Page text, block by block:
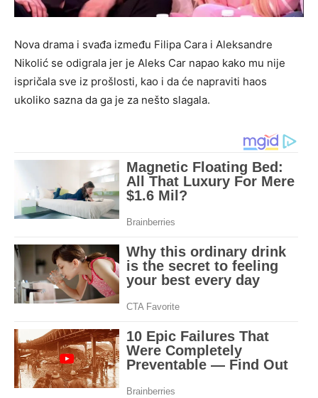
Nova drama i svađa između Filipa Cara i Aleksandre
Nikolić se odigrala jer je Aleks Car napao kako mu nije
ispričala sve iz prošlosti, kao i da će napraviti haos
ukoliko sazna da ga je za nešto slagala.